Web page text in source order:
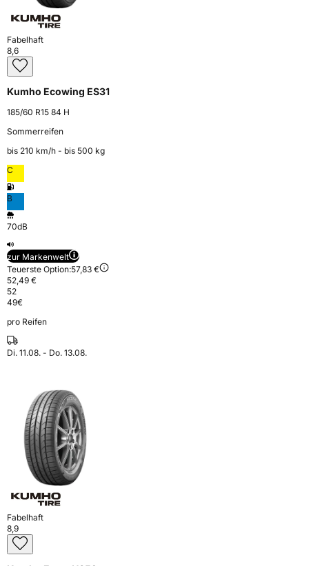
Fabelhaft
8,6
Kumho Ecowing ES31
185/60 R15 84 H
Sommerreifen
bis 210 km⁠/⁠h - bis 500 kg
C
B
70dB
zur Markenwelt
Teuerste Option:57,83 €
52,49 €
52
49€
pro Reifen
Di. 11.08. - Do. 13.08.
Fabelhaft
8,9